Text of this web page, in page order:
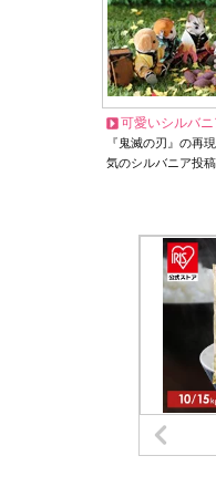
可愛いシルバ
『鬼滅の刃』の再
気のシルバニア投